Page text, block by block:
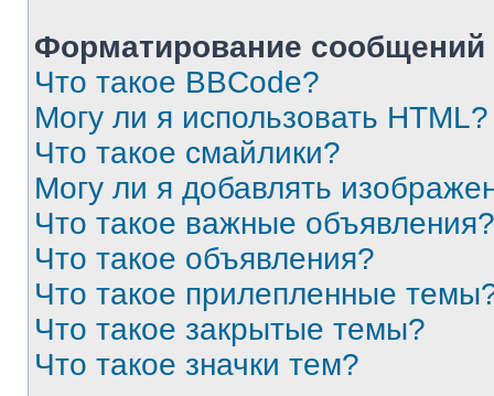
Форматирование
Что такое BBCode?
Могу ли я использовать HTML?
Что такое смайлики?
Могу ли я добавлять
Что такое важные объявления?
Что такое объявления?
Что такое прилепленные
Что такое закрытые темы?
Что такое значки тем?